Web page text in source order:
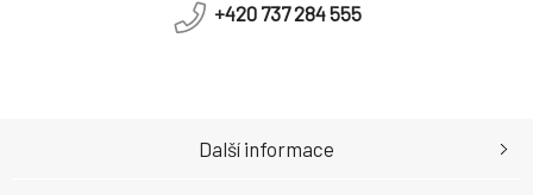
+420 737 284 555
Další informace